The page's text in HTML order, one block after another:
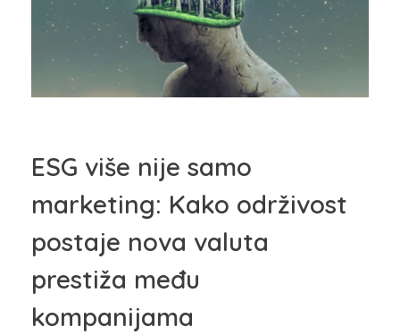
ESG više nije samo
marketing: Kako održivost
postaje nova valuta
prestiža među
kompanijama